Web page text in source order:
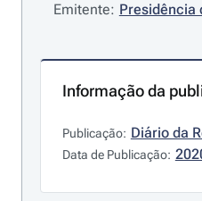
Emitente: Presidência
Informação da
Publicação: Diário da
Data de Publicação: